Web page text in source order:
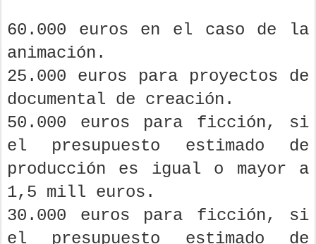
60.000 euros en el caso de la
animación.
25.000 euros para proyectos de
documental de creación.
50.000 euros para ficción, si
el presupuesto estimado de
producción es igual o mayor a
1,5 mill euros.
30.000 euros para ficción, si
el presupuesto estimado de